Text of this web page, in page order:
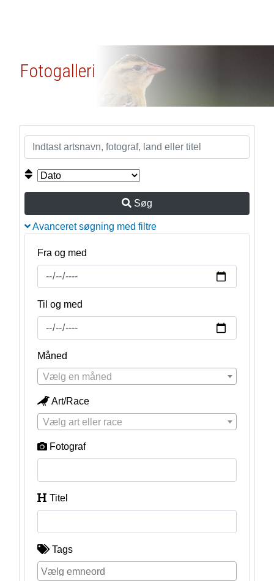
Fotogalleri
Søg
Avanceret søgning med filtre
Fra og med
Til og med
Måned
Vælg en måned
Art/Race
Vælg art eller race
Fotograf
Titel
Tags